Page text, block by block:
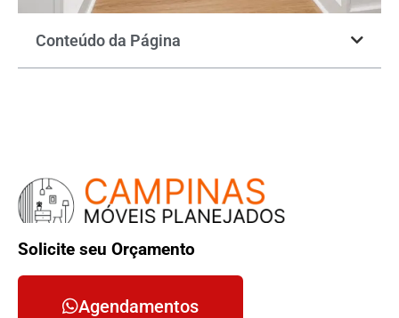
Conteúdo da Página
Solicite seu Orçamento
Agendamentos